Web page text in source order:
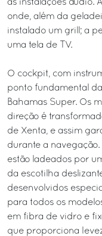
as instalações áudio.
onde, além da
instalado um grill; a
uma tela de TV.
O cockpit, com
ponto fundamental
Bahamas Super. Os
direção é
de Xenta, e assim
durante a
estão ladeados por
da escotilha
desenvolvidos
para todos os
em fibra de vidro e
que proporciona